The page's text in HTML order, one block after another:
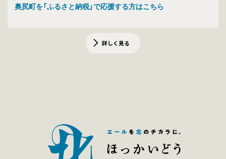
奥尻町を「ふるさと納税」で応援する方はこちら
詳しく見る